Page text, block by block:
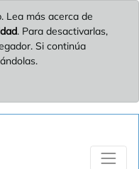
Lea más acerca de
. Para desactivarlas,
Si continúa